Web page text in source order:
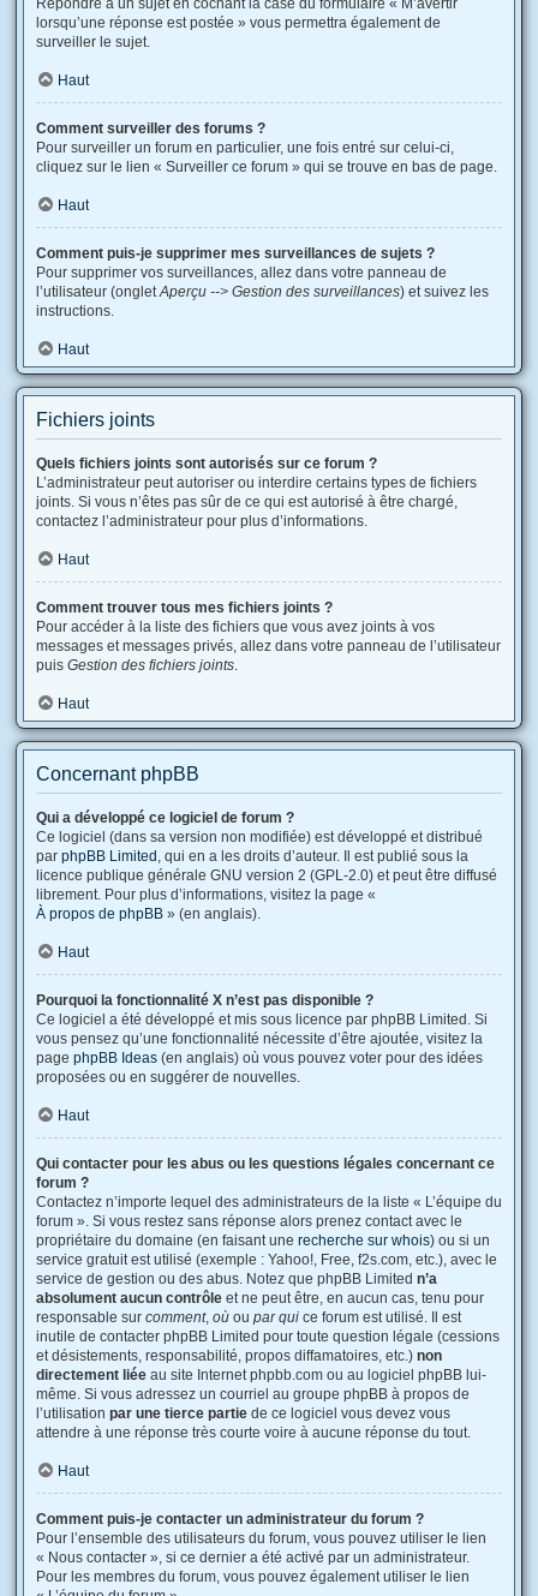
Répondre à un sujet en cochant la case du formulaire « M’avertir
lorsqu’une réponse est postée » vous permettra également de
surveiller le sujet.
Haut
Comment surveiller des forums ?
Pour surveiller un forum en particulier, une fois entré sur celui-ci,
cliquez sur le lien « Surveiller ce forum » qui se trouve en bas de page.
Haut
Comment puis-je supprimer mes surveillances de sujets ?
Pour supprimer vos surveillances, allez dans votre panneau de
l’utilisateur (ongletAperçu --> Gestion des surveillances) et suivez les
instructions.
Haut
Fichiers joints
Quels fichiers joints sont autorisés sur ce forum ?
L’administrateur peut autoriser ou interdire certains types de fichiers
joints. Si vous n’êtes pas sûr de ce qui est autorisé à être chargé,
contactez l’administrateur pour plus d’informations.
Haut
Comment trouver tous mes fichiers joints ?
Pour accéder à la liste des fichiers que vous avez joints à vos
messages et messages privés, allez dans votre panneau de l’utilisateur
puis Gestion des fichiers joints.
Haut
Concernant phpBB
Qui a développé ce logiciel de forum ?
Ce logiciel (dans sa version non modifiée) est développé et distribué
par phpBB Limited , qui en a les droits d’auteur. Il est publié sous la
licence publique générale GNU version 2 (GPL-2.0) et peut être diffusé
librement. Pour plus d’informations, visitez la page «
À propos de phpBB » (en anglais).
Haut
Pourquoi la fonctionnalité X n’est pas disponible ?
Ce logiciel a été développé et mis sous licence par phpBB Limited. Si
vous pensez qu’une fonctionnalité nécessite d’être ajoutée, visitez la
page phpBB Ideas (en anglais) où vous pouvez voter pour des idées
proposées ou en suggérer de nouvelles.
Haut
Qui contacter pour les abus ou les questions légales concernant ce
forum ?
Contactez n’importe lequel des administrateurs de la liste « L’équipe du
forum ». Si vous restez sans réponse alors prenez contact avec le
propriétaire du domaine (en faisant une recherche sur whois) ou si un
service gratuit est utilisé (exemple : Yahoo!, Free, f2s.com, etc.), avec le
service de gestion ou des abus. Notez que phpBB Limited n’a
absolument aucun contrôle et ne peut être, en aucun cas, tenu pour
responsable sur comment, où ou par qui ce forum est utilisé. Il est
inutile de contacter phpBB Limited pour toute question légale (cessions
et désistements, responsabilité, propos diffamatoires, etc.) non
directement liée au site Internet phpbb.com ou au logiciel phpBB lui-
même. Si vous adressez un courriel au groupe phpBB à propos de
l’utilisation par une tierce partie de ce logiciel vous devez vous
attendre à une réponse très courte voire à aucune réponse du tout.
Haut
Comment puis-je contacter un administrateur du forum ?
Pour l’ensemble des utilisateurs du forum, vous pouvez utiliser le lien
« Nous contacter », si ce dernier a été activé par un administrateur.
Pour les membres du forum, vous pouvez également utiliser le lien